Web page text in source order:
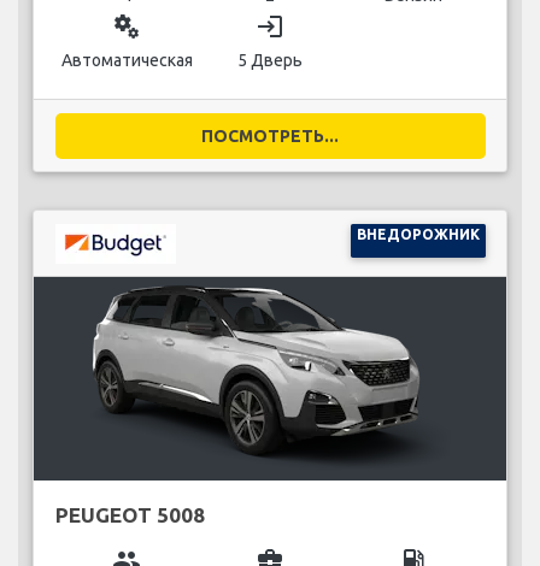
miscellaneous_services
Автоматическая
login
5 Дверь
ПОСМОТРЕТЬ...
ВНЕДОРОЖНИК
PEUGEOT 5008
group business_center local_gas_station